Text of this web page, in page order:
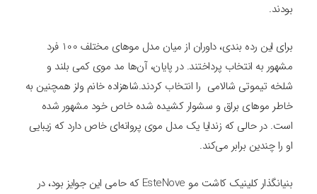
بودند.
برای این رده بندی، داوران از میان مدل موهای مختلف 100 فرد
مشهور به انتخاب پرداختند. در پایان، آن‌ها مد موی کمی بلند و
شلخه تیموتی شالامی را انتخاب کردند.شاهزاده خانم ولز همچنین به
خاطر موهای براق و سشوار کشیده شده خاص خود مشهور شده
است. در حالی که زندایا یک مدل موی پروانه‌ای خاص دارد که زیبایی
او را چندین برابر می‌کند.
بنیانگذار کلینیک کاشت مو EsteNove که حامی این جوایز بود، در